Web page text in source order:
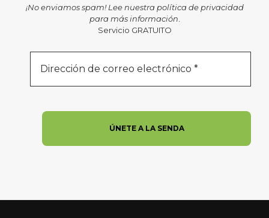
¡No enviamos spam! Lee nuestra política de privacidad
para más información.
Servicio GRATUITO